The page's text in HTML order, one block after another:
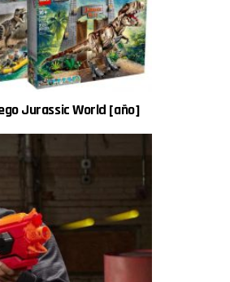
Jurassic World [año]